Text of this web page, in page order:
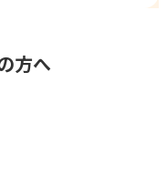
方へ